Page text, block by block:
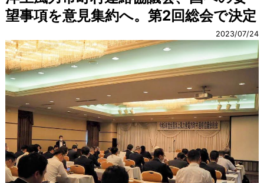
望事項を意見集約へ。第2回総会で決定
2023/07/24